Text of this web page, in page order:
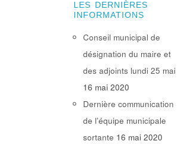
LES DERNIÈRES
INFORMATIONS
Conseil municipal de
désignation du maire et
des adjoints lundi 25 mai
16 mai 2020
Dernière communication
de l’équipe municipale
sortante 16 mai 2020